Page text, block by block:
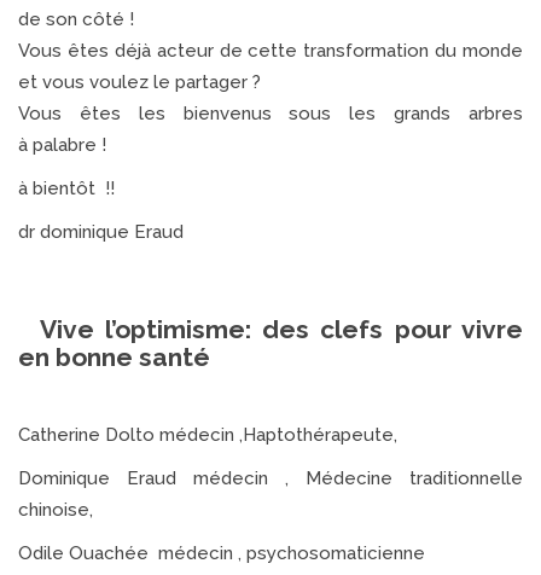
de son côté !
Vous êtes déjà acteur de cette transformation du monde
et vous voulez le partager ?
Vous êtes les bienvenus sous les grands arbres
à palabre !
à bientôt !!
dr dominique Eraud
Vive l’optimisme: des clefs pour vivre
en bonne santé
Catherine Dolto médecin ,Haptothérapeute,
Dominique Eraud médecin , Médecine traditionnelle
chinoise,
Odile Ouachée médecin , psychosomaticienne